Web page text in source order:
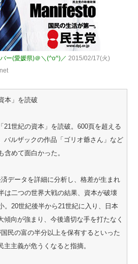
ー(愛媛県)＠＼(^o^)／ 2015/02/17(火)
本」を読破
21世紀の資本」を読破。600頁を超える
バルザックの作品「ゴリオ爺さん」など
含めて面白かった。
データを詳細に分析し、格差が生まれ
は二つの世界大戦の結果、資本が破壊
。20世紀後半から21世紀に入り、日本
傾向が強まり、今後適切な手を打たなく
民の富の半分以上を保有するといった
主義が危うくなると指摘。